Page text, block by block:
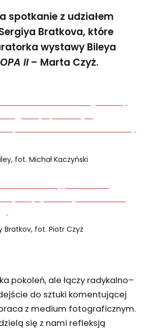
spotkanie z udziałem
Bratkova, które
wystawy Bileya
II– Marta Czyż.
fot. Michał Kaczyński
Bratkov, fot. Piotr Czyż
pokoleń, ale łączy radykalno–
do sztuki komentującej
z medium fotograficznym.
się z nami refleksją